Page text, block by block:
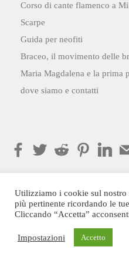
Corso di cante flamenco a
Scarpe
Guida per neofiti
Braceo, il movimento delle
Maria Magdalena e la prima
dove siamo e contatti
flamencomilano.it ©
Utilizziamo i cookie sul
più pertinente ricordando le
Cliccando “Accetta”
Impostazioni Accetto